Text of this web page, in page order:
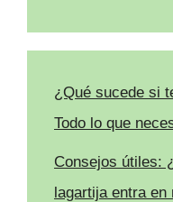
¿Qué sucede si
Todo lo que
Consejos útiles:
lagartija entra en